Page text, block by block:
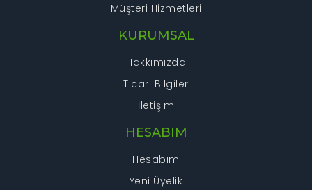
Müşteri Hizmetleri
KURUMSAL
Hakkımızda
Ticari Bilgiler
İletişim
HESABIM
Hesabım
Yeni Üyelik